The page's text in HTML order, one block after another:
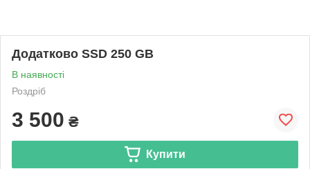
Додатково SSD 250 GB
В наявності
Роздріб
3 500 ₴
Купити